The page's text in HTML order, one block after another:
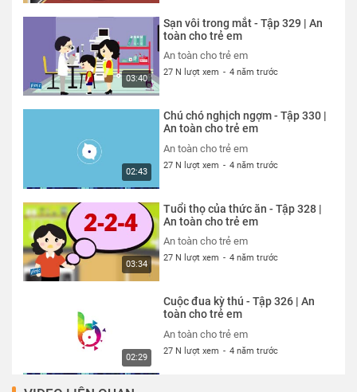
03:40
Sạn vôi trong mắt - Tập 329 | An
toàn cho trẻ em
An toàn cho trẻ em
27 N lượt xem - 4 năm trước
02:43
Chú chó nghịch ngợm - Tập 330 |
An toàn cho trẻ em
An toàn cho trẻ em
27 N lượt xem - 4 năm trước
03:34
Tuổi thọ của thức ăn - Tập 328 |
An toàn cho trẻ em
An toàn cho trẻ em
27 N lượt xem - 4 năm trước
02:29
Cuộc đua kỳ thú - Tập 326 | An
toàn cho trẻ em
An toàn cho trẻ em
27 N lượt xem - 4 năm trước